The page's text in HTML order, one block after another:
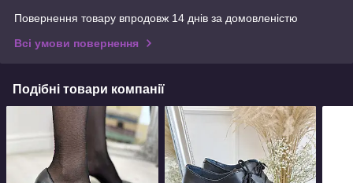
Повернення товару впродовж 14 днів за домовленістю
Всі умови повернення
Подібні товари компанії